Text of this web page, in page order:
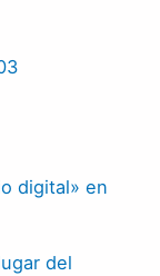
digital» en
del